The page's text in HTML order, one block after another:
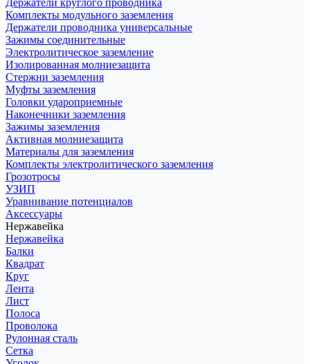
Держатели круглого проводника
Комплекты модульного заземления
Держатели проводника универсальные
Зажимы соединительные
Электролитическое заземление
Изолированная молниезащита
Стержни заземления
Муфты заземления
Головки удароприемные
Наконечники заземления
Зажимы заземления
Активная молниезащита
Материалы для заземления
Комплекты электролитического заземления
Грозотросы
УЗИП
Уравнивание потенциалов
Аксессуары
Нержавейка
Нержавейка
Балки
Квадрат
Круг
Лента
Лист
Полоса
Проволока
Рулонная сталь
Сетка